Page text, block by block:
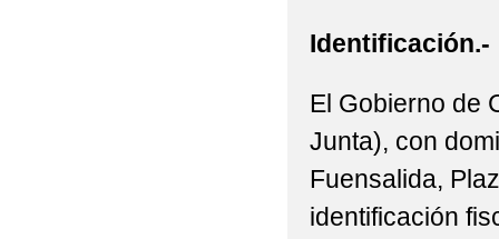
Identificación.-
El Gobierno de
Junta), con
Fuensalida,
identificación